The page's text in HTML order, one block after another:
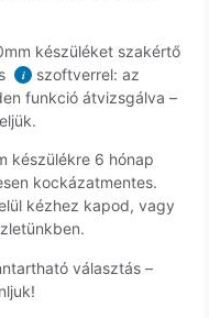
készüléket szakértő
i
szoftverrel: az
funkció átvizsgálva –
készülékre 6 hónap
kockázatmentes.
kézhez kapod, vagy
választás –